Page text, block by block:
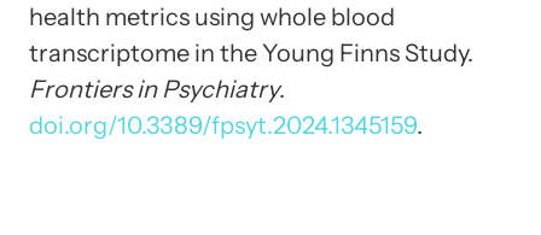
health metrics using whole blood
transcriptome in the Young Finns Study.
Frontiers in Psychiatry.
doi.org/10.3389/fpsyt.2024.1345159.